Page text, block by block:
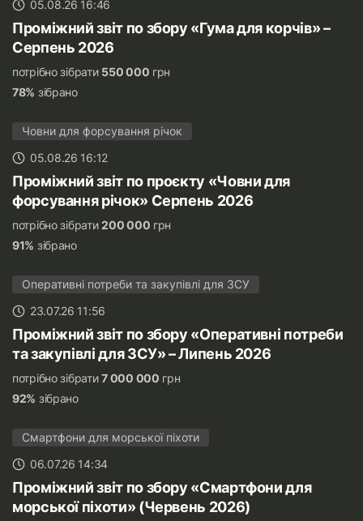
05.08.26 16:46
Проміжний звіт по збору «Гума для корчів» –
Серпень 2026
потрібно зібрати 550 000 грн
78% зібрано
Човни для форсування річок
05.08.26 16:12
Проміжний звіт по проєкту «Човни для
форсування річок» Серпень 2026
потрібно зібрати200 000 грн
91% зібрано
Оперативні потреби та закупівлі для ЗСУ
23.07.26 11:56
Проміжний звіт по збору «Оперативні потреби
та закупівлі для ЗСУ» – Липень 2026
потрібно зібрати7 000 000 грн
92% зібрано
Смартфони для морської піхоти
06.07.26 14:34
Проміжний звіт по збору «Смартфони для
морської піхоти» (Червень 2026)